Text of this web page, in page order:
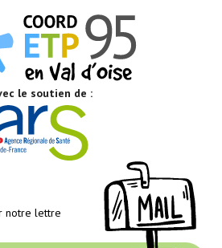
le soutien de :
notre lettre